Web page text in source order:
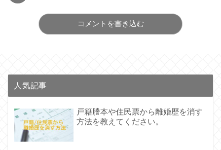
コメントを書き込む
人気記事
戸籍謄本や住民票から離婚歴を消す
方法を教えてください。